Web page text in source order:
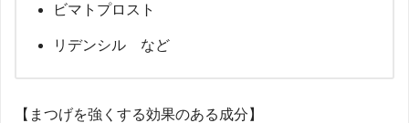
ビマトプロスト
リデンシル など
【まつげを強くする効果のある成分】